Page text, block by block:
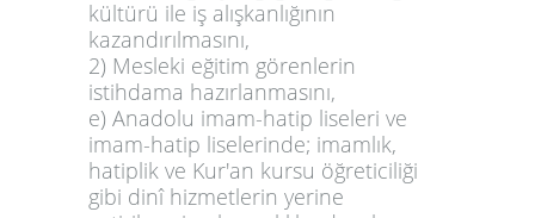
kültürü ile iş alışkanlığının
kazandırılmasını,
2) Mesleki eğitim görenlerin
istihdama hazırlanmasını,
e) Anadolu imam-hatip liseleri ve
imam-hatip liselerinde; imamlık,
hatiplik ve Kur'an kursu öğreticiliği
gibi dinî hizmetlerin yerine